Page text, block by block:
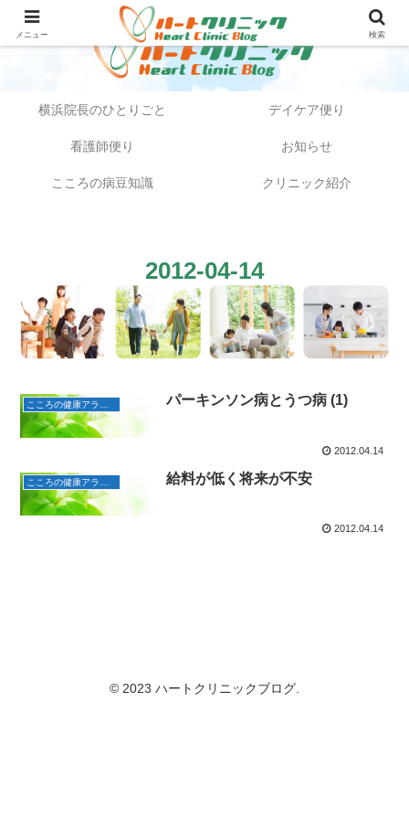
横浜院長のひとりごと デイケア便り
看護師便り お知らせ
こころの病豆知識 クリニック紹介
2012-04-14
パーキンソン病とうつ病 (1)
2012.04.14
給料が低く将来が不安
2012.04.14
© 2023 ハートクリニックブログ.
メニュー 検索